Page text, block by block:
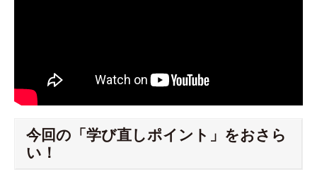
今回の「学び直しポイント」をおさら
い！